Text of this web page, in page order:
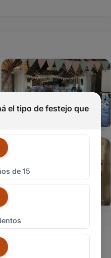
el tipo de festejo que
de 15
experiencia